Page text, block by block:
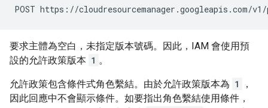
POST https://cloudresourcemanager.googleapis.com/
要求主體為空白，未指定版本號碼。因此，IAM 會使用預
設的允許政策版本 1 。
允許政策包含條件式角色繫結。由於允許政策版本為 1
，
因此回應中不會顯示條件。如要指出角色繫結使用條件，